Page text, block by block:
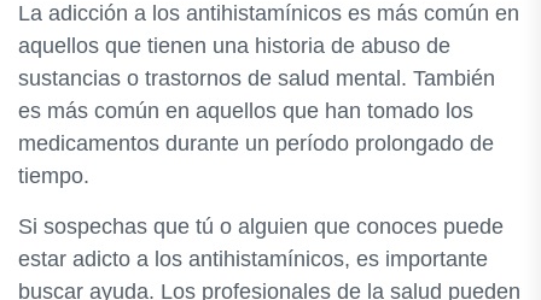
La adicción a los antihistamínicos es más común en
aquellos que tienen una historia de abuso de
sustancias o trastornos de salud mental. También
es más común en aquellos que han tomado los
medicamentos durante un período prolongado de
tiempo.
Si sospechas que tú o alguien que conoces puede
estar adicto a los antihistamínicos, es importante
buscar ayuda. Los profesionales de la salud pueden